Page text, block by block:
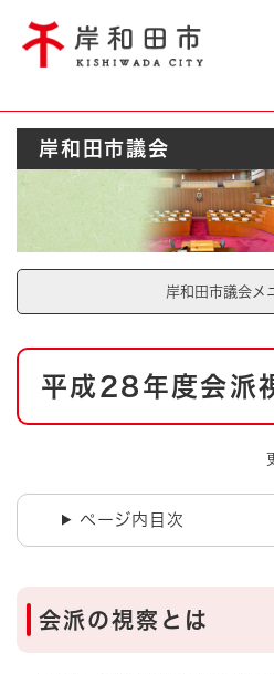
Foreign language
やさしい日本語
とじ
防災・緊急情報
ハザードマップ
とじ
岸和田市議会
岸和田市議会メ
本
平成28年度会派
ページ内目次
会派の視察とは